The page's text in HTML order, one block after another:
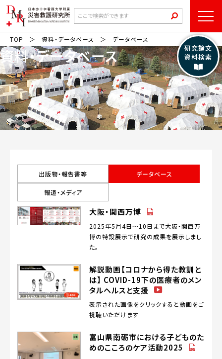
TOP 資料・データベース データベース
資料・データベース
出版物・報告書等 データベース
報道・メディア
大阪・関西万博
2025年5月4日～10日まで大阪・関西万
博の特設展示で研究の成果を展示しまし
た。
解説動画【コロナから得た教訓と
は】 COVID-19下の医療者のメン
タルヘルスと支援
（動
画）
表示された画像をクリックすると動画をご
視聴いただけます
富山県南砺市における子どものた
めのこころのケア活動2025
研究論文
資料検索